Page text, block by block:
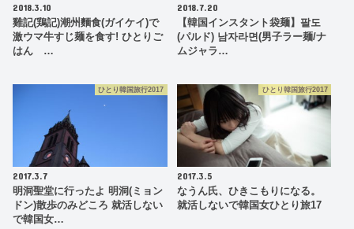
2018.3.10
雞記(鶏記)潮州麵食(ガイケイ)で
激ウマ牛すじ麺を食す! ひとりご
はん …
2018.7.20
【韓国インスタント袋麺】팔도
(パルド) 남자라면(男子ラー麺/ナ
ムジャラ…
ひとり韓国旅行2017
2017.3.7
明洞聖堂に行ったよ 明洞(ミョン
ドン)散歩のみどころ 就活しない
で韓国女…
ひとり韓国旅行2017
2017.3.5
なうん氏、ひきこもりになる。
就活しないで韓国女ひとり旅17